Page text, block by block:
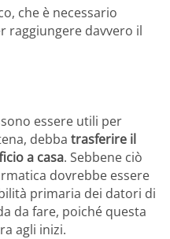
che è necessario
raggiungere davvero il
essere utili per
debba trasferire il
a casa. Sebbene ciò
dovrebbe essere
primaria dei datori di
da fare, poiché questa
agli inizi.